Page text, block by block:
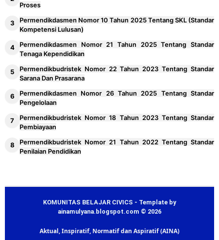
Proses
Permendikdasmen Nomor 10 Tahun 2025 Tentang SKL (Standar
Kompetensi Lulusan)
Permendikdasmen Nomor 21 Tahun 2025 Tentang Standar
Tenaga Kependidikan
Permendikbudristek Nomor 22 Tahun 2023 Tentang Standar
Sarana Dan Prasarana
Permendikdasmen Nomor 26 Tahun 2025 Tentang Standar
Pengelolaan
Permendikbudristek Nomor 18 Tahun 2023 Tentang Standar
Pembiayaan
Permendikbudristek Nomor 21 Tahun 2022 Tentang Standar
Penilaian Pendidikan
KOMUNITAS BELAJAR CIVICS - Template by
ainamulyana.blogspot.com © 2026
Aktual, Inspiratif, Normatif dan Aspiratif (AINA)